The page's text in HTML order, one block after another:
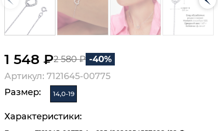
1 548 ₽2 580 ₽ -40%
Артикул: 7121645-00775
Размер:
14,0-19
Характеристики: